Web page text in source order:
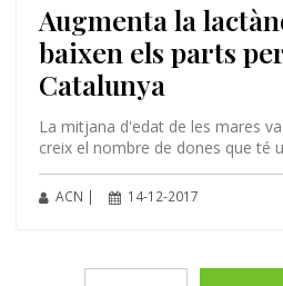
Augmenta la
baixen els parts
Catalunya
La mitjana d'edat de les mares
creix el nombre de dones que té
ACN | 14-12-2017